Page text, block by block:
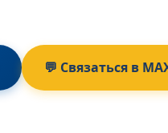
💬 Связаться в